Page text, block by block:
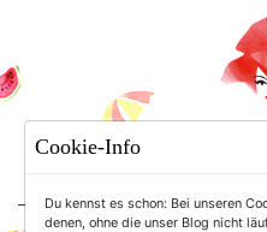
Cookie-Info
Du kennst es schon: Bei unseren
denen, ohne die unser Blog nicht